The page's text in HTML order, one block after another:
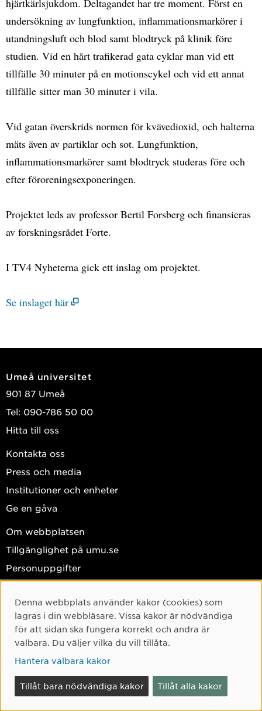
hjärtkärlsjukdom. Deltagandet har tre moment. Först en
undersökning av lungfunktion, inflammationsmarkörer i
utandningsluft och blod samt blodtryck på klinik före
studien. Vid en hårt trafikerad gata cyklar man vid ett
tillfälle 30 minuter på en motionscykel och vid ett annat
tillfälle sitter man 30 minuter i vila.
Vid gatan överskrids normen för kvävedioxid, och halterna
mäts även av partiklar och sot. Lungfunktion,
inflammationsmarkörer samt blodtryck studeras före och
efter föroreningsexponeringen.
Projektet leds av professor Bertil Forsberg och finansieras
av forskningsrådet Forte.
I TV4 Nyheterna gick ett inslag om projektet.
Se inslaget här
Umeå universitet
901 87 Umeå
Tel: 090-786 50 00
Hitta till oss
Kontakta oss
Press och media
Institutioner och enheter
Ge en gåva
Om webbplatsen
Tillgänglighet på umu.se
Personuppgifter
Facebook
Instagram
TikTok
Youtube
LinkedIn
Cookie-samtycke
Denna webbplats använder kakor (cookies) som
lagras i din webbläsare. Vissa kakor är nödvändiga
för att sidan ska fungera korrekt och andra är
valbara. Du väljer vilka du vill tillåta.
Hantera valbara kakor
Tillåt bara nödvändiga kakor Tillåt alla kakor